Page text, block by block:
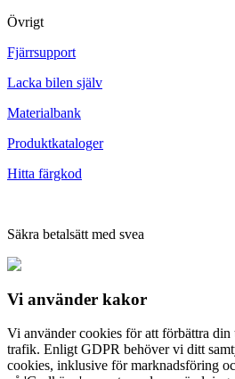
Övrigt
Fjärrsupport
Lacka bilen själv
Materialbank
Produktkataloger
Hitta färgkod
Säkra betalsätt med svea
Vi använder kakor
Vi använder cookies för att förbättra din
trafik. Enligt GDPR behöver vi ditt
cookies, inklusive för marknadsföring